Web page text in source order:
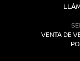
VENTA DE